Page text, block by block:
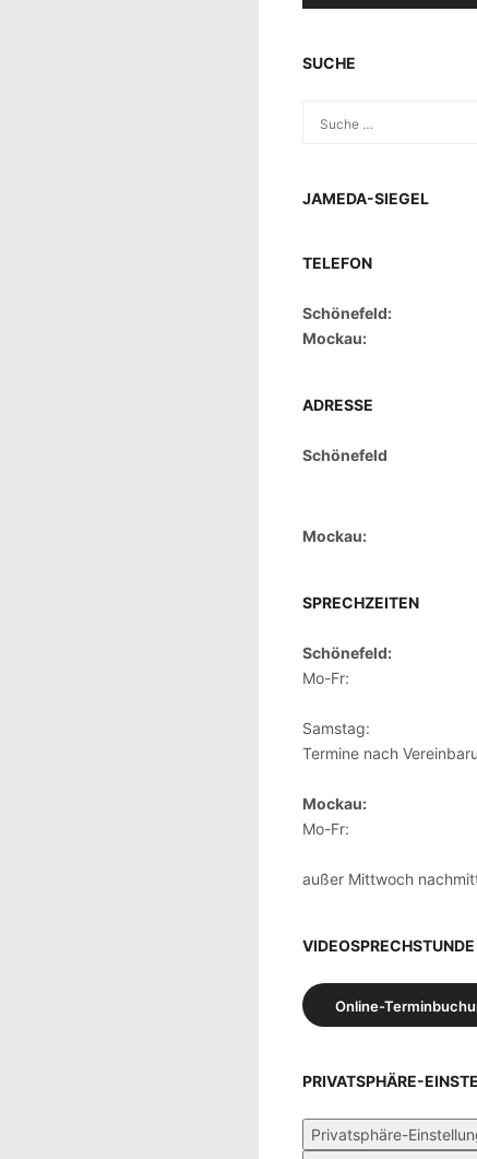
SUCHE
JAMEDA-SIEGEL
TELEFON
Schönefeld:
Mockau:
ADRESSE
Schönefeld
Mockau:
SPRECHZEITEN
Schönefeld:
Mo-Fr:
Samstag:
Termine nach
Mockau:
Mo-Fr:
außer Mittwoch
VIDEOSPRECHSTUNDE
Online-
PRIVATSPHÄRE-
Privatsphäre-